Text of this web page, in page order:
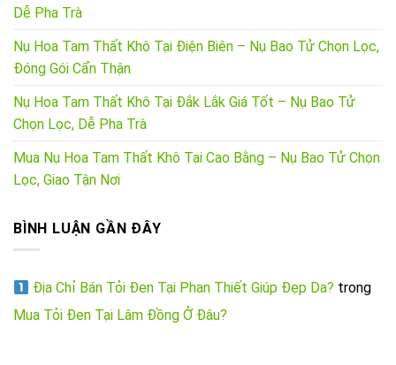
Dễ Pha Trà
Nụ Hoa Tam Thất Khô Tại Điện Biên – Nụ Bao Tử Chọn Lọc,
Đóng Gói Cẩn Thận
Nụ Hoa Tam Thất Khô Tại Đắk Lắk Giá Tốt – Nụ Bao Tử
Chọn Lọc, Dễ Pha Trà
Mua Nụ Hoa Tam Thất Khô Tại Cao Bằng – Nụ Bao Tử Chọn
Lọc, Giao Tận Nơi
BÌNH LUẬN GẦN ĐÂY
Địa Chỉ Bán Tỏi Đen Tại Phan Thiết Giúp Đẹp Da? trong
Mua Tỏi Đen Tại Lâm Đồng Ở Đâu?